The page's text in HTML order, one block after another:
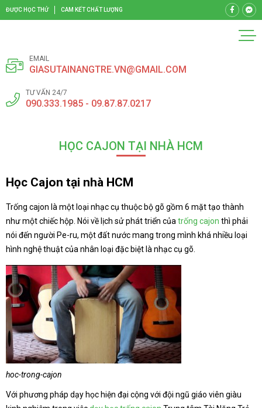
ĐƯỢC HỌC THỬ CAM KẾT CHẤT LƯỢNG
EMAIL
GIASUTAINANGTRE.VN@GMAIL.COM
TƯ VẤN 24/7
090.333.1985 - 09.87.87.0217
HỌC CAJON TẠI NHÀ HCM
Học Cajon tại nhà HCM
Trống cajon là một loại nhạc cụ thuộc bộ gõ gồm 6 mặt tạo thành
như một chiếc hộp. Nói về lịch sử phát triển của trống cajon thì phải
nói đến người Pe-ru, một đất nước mang trong mình khá nhiều loại
hình nghệ thuật của nhân loại đặc biệt là nhạc cụ gõ.
hoc-trong-cajon
Với phương pháp dạy học hiện đại cộng với đội ngũ giáo viên giàu